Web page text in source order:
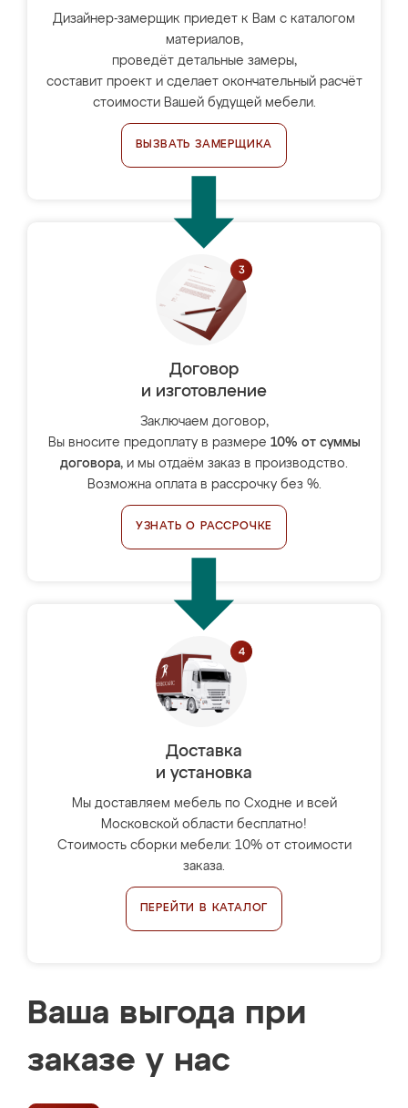
Дизайнер-замерщик приедет к Вам с каталогом
материалов,
проведёт детальные замеры,
составит проект и сделает окончательный расчёт
стоимости Вашей будущей мебели.
ВЫЗВАТЬ ЗАМЕРЩИКА
Договор
и изготовление
Заключаем договор,
Вы вносите предоплату в размере 10% от суммы
договора, и мы отдаём заказ в производство.
Возможна оплата в рассрочку без %.
УЗНАТЬ О РАССРОЧКЕ
Доставка
и установка
Мы доставляем мебель по Сходне и всей
Московской области бесплатно!
Стоимость сборки мебели: 10% от стоимости
заказа.
ПЕРЕЙТИ В КАТАЛОГ
Ваша выгода при
заказе у нас